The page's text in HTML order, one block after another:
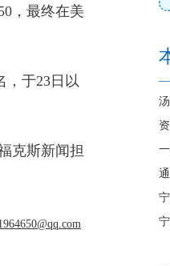
，最终在美
于23日以
克斯新闻担